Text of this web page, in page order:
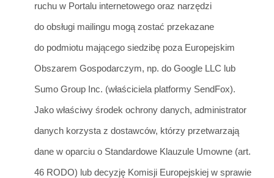
ruchu w Portalu internetowego oraz narzędzi
do obsługi mailingu mogą zostać przekazane
do podmiotu mającego siedzibę poza Europejskim
Obszarem Gospodarczym, np. do Google LLC lub
Sumo Group Inc. (właściciela platformy SendFox).
Jako właściwy środek ochrony danych, administrator
danych korzysta z dostawców, którzy przetwarzają
dane w oparciu o Standardowe Klauzule Umowne (art.
46 RODO) lub decyzję Komisji Europejskiej w sprawie